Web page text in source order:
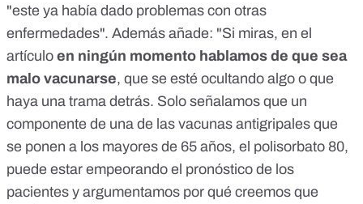
"este ya había dado problemas con otras
enfermedades". Además añade: "Si miras, en el
artículo en ningún momento hablamos de que sea
malo vacunarse, que se esté ocultando algo o que
haya una trama detrás. Solo señalamos que un
componente de una de las vacunas antigripales que
se ponen a los mayores de 65 años, el polisorbato 80,
puede estar empeorando el pronóstico de los
pacientes y argumentamos por qué creemos que